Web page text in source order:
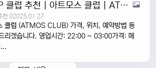
호치민 1군 VIP 클럽 추천 | 아트모스 클럽 | ATMOS CLUB
천 02025.01.27
클럽 (ATMOS CLUB) 가격, 위치, 예약방법 등
리겠습니다. 영업시간: 22:00 ~ 03:00가격: 메